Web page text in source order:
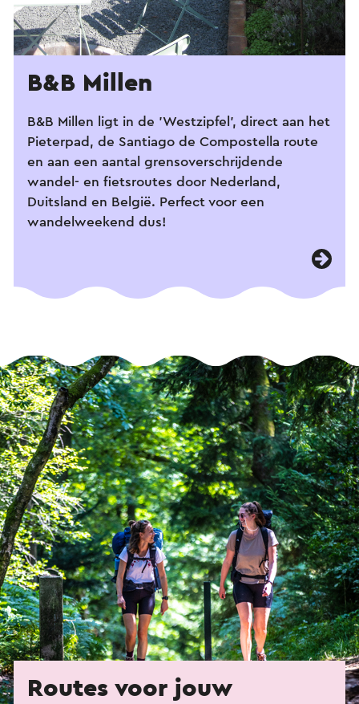
B&B Millen
B&B Millen ligt in de 'Westzipfel', direct aan het
Pieterpad, de Santiago de Compostella route
en aan een aantal grensoverschrijdende
wandel- en fietsroutes door Nederland,
Duitsland en België. Perfect voor een
wandelweekend dus!
Routes voor jouw